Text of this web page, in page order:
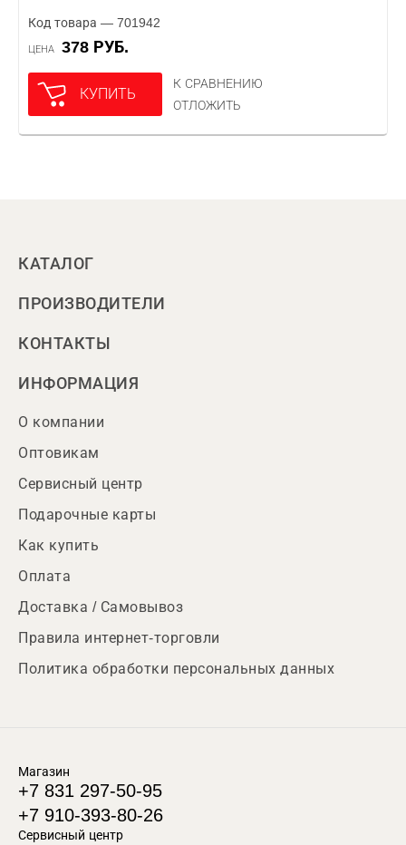
Код товара — 701942
ЦЕНА 378 РУБ.
КУПИТЬ
К СРАВНЕНИЮ
ОТЛОЖИТЬ
КАТАЛОГ
ПРОИЗВОДИТЕЛИ
КОНТАКТЫ
ИНФОРМАЦИЯ
О компании
Оптовикам
Сервисный центр
Подарочные карты
Как купить
Оплата
Доставка / Самовывоз
Правила интернет-торговли
Политика обработки персональных данных
Магазин
+7 831 297-50-95
+7 910-393-80-26
Сервисный центр